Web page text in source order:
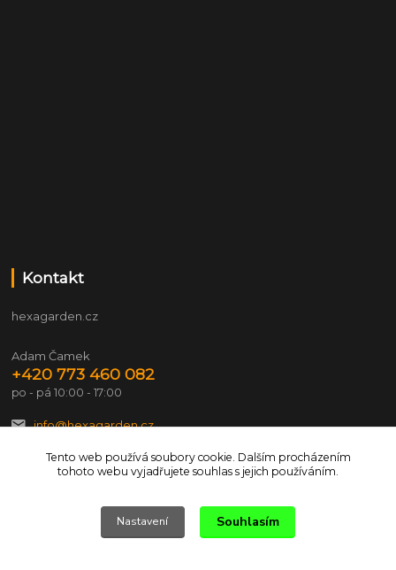
Kontakt
hexagarden.cz
Adam Čamek
+420 773 460 082
po - pá 10:00 - 17:00
info@hexagarden.cz
Tento web používá soubory cookie. Dalším procházením
tohoto webu vyjadřujete souhlas s jejich používáním.
Nastavení Souhlasím